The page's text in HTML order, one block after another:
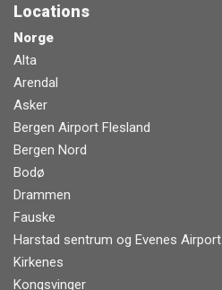
Locations
Norge
Alta
Arendal
Asker
Bergen Airport Flesland
Bergen Nord
Bodø
Drammen
Fauske
Harstad sentrum og Evenes Airport
Kirkenes
Kongsvinger